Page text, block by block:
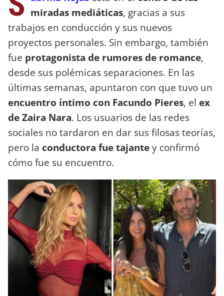
miradas mediáticas, gracias a sus
trabajos en conducción y sus nuevos
proyectos personales. Sin embargo, también
fue protagonista de rumores de romance,
desde sus polémicas separaciones. En las
últimas semanas, apuntaron con que tuvo un
encuentro íntimo con Facundo Pieres, el ex
de Zaira Nara. Los usuarios de las redes
sociales no tardaron en dar sus filosas teorías,
pero la conductora fue tajantey confirmó
cómo fue su encuentro.